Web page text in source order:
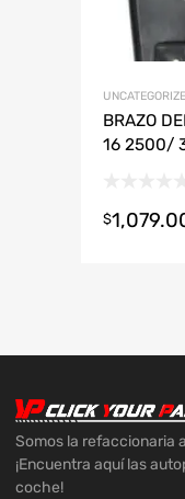
BRAZO
16 2500/
$
Somos la refaccionaria
¡Encuentra aquí las
coche!